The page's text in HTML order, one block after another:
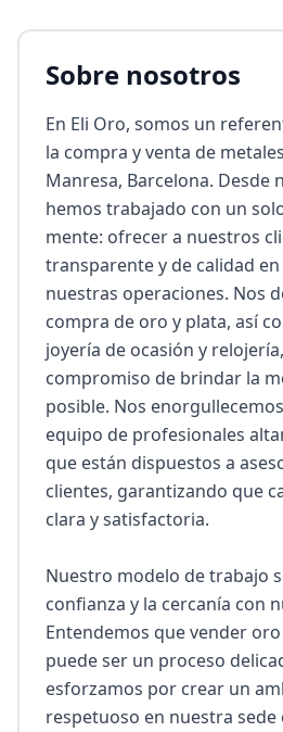
Sobre nosotros
En Eli Oro, somos un
la compra y venta de
Manresa, Barcelona. Desde
hemos trabajado con un
mente: ofrecer a nuestros
transparente y de calidad
nuestras operaciones. Nos
compra de oro y plata, así
joyería de ocasión y
compromiso de brindar la
posible. Nos
equipo de profesionales
que están dispuestos a
clientes, garantizando que
clara y satisfactoria.
Nuestro modelo de trabajo
confianza y la cercanía con
Entendemos que vender
puede ser un proceso
esforzamos por crear un
respetuoso en nuestra sede